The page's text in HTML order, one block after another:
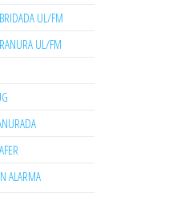
UL/FM
UL/FM
ALARMA